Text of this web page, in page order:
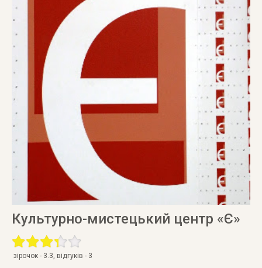
Культурно-мистецький центр «Є»
зірочок - 3.3, відгуків - 3